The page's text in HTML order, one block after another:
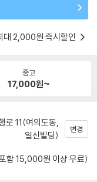
대 2,000원 즉시할인
중고
17,000원~
로 11(여의도동,
일신빌딩)
변경
함 15,000원 이상 무료)